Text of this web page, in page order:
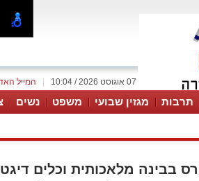
המייל 07 אוגוסט 2026 / 10:04
תרבות מגזין שבועי משפט נשים
בבינה מלאכותית וכלים